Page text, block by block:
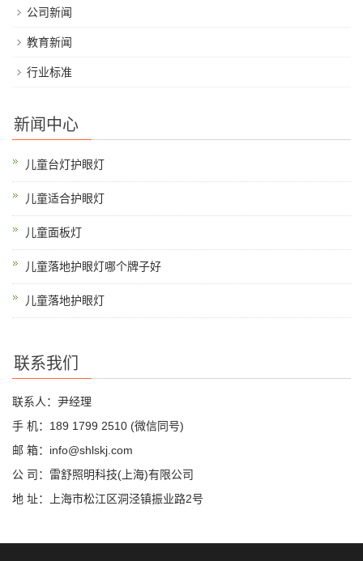
公司新闻
教育新闻
行业标准
新闻中心
儿童台灯护眼灯
儿童适合护眼灯
儿童面板灯
儿童落地护眼灯哪个牌子好
儿童落地护眼灯
联系我们
联系人：尹经理
手 机：189 1799 2510 (微信同号)
邮 箱：info@shlskj.com
公 司：雷舒照明科技(上海)有限公司
地 址：上海市松江区洞泾镇振业路2号